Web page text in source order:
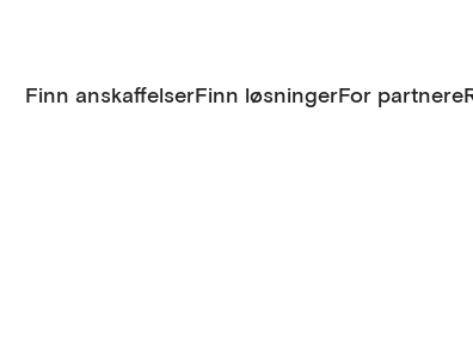
Finn anskaffelserFinn løsningerFor partnere